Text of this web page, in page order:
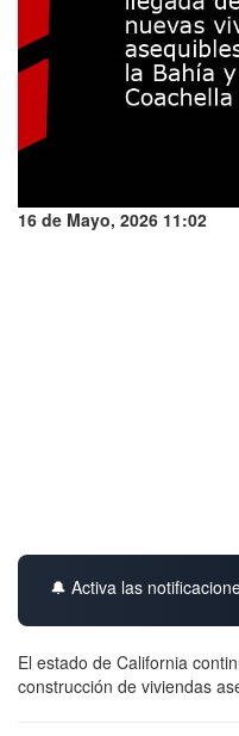
16 de Mayo, 2026 11:02
🔔 Activa las
El estado de California
construcción de viviendas